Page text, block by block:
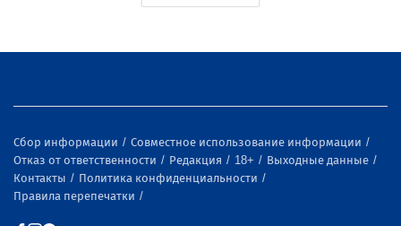
Сбор информации
Совместное использование информации
Отказ от ответственности
Редакция 18+
Выходные данные
Контакты
Политика конфиденциальности
Правила перепечатки